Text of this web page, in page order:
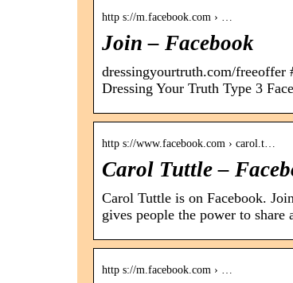
http s://m.facebook.com › …
Join – Facebook
dressingyourtruth.com/
Dressing Your Truth Type 3
http s://www.facebook.com › carol.t…
Carol Tuttle –
Carol Tuttle is on Facebook.
gives people the power to share
http s://m.facebook.com › …